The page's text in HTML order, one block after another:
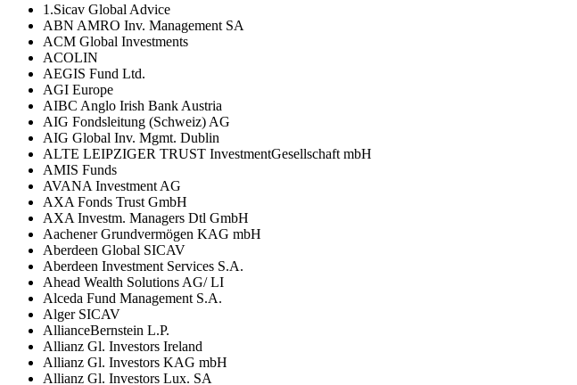
1.Sicav Global Advice
ABN AMRO Inv. Management SA
ACM Global Investments
ACOLIN
AEGIS Fund Ltd.
AGI Europe
AIBC Anglo Irish Bank Austria
AIG Fondsleitung (Schweiz) AG
AIG Global Inv. Mgmt. Dublin
ALTE LEIPZIGER TRUST InvestmentGesellschaft mbH
AMIS Funds
AVANA Investment AG
AXA Fonds Trust GmbH
AXA Investm. Managers Dtl GmbH
Aachener Grundvermögen KAG mbH
Aberdeen Global SICAV
Aberdeen Investment Services S.A.
Ahead Wealth Solutions AG/ LI
Alceda Fund Management S.A.
Alger SICAV
AllianceBernstein L.P.
Allianz Gl. Investors Ireland
Allianz Gl. Investors KAG mbH
Allianz Gl. Investors Lux. SA